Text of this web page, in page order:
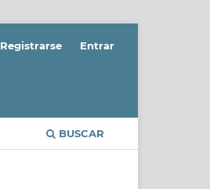
BUSCAR
Registrarse Entrar